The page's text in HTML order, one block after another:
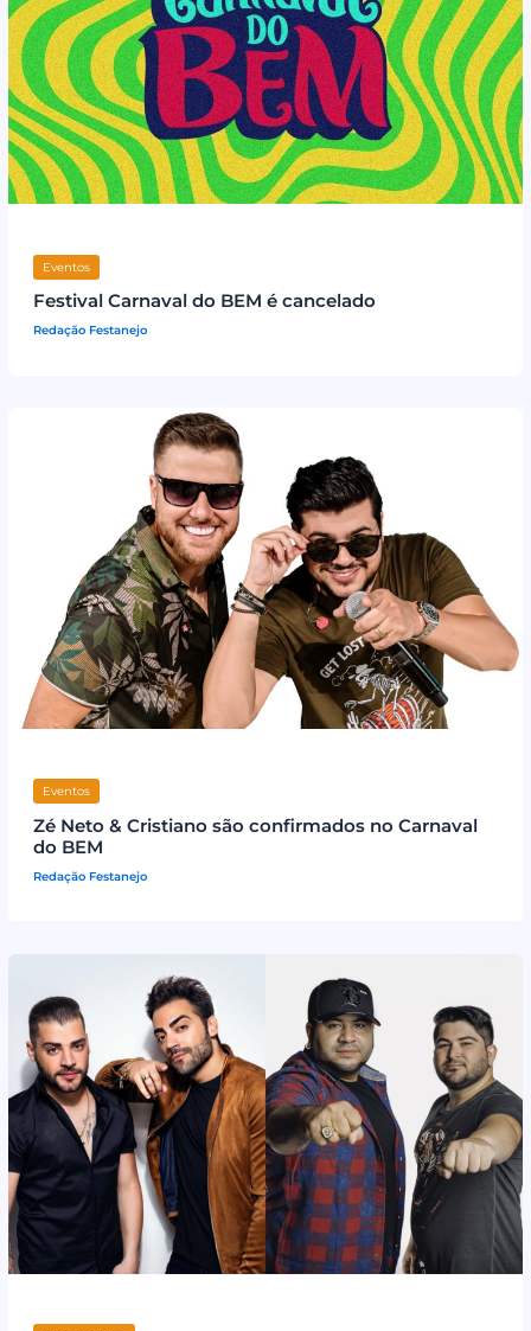
Eventos
Festival Carnaval do BEM é cancelado
Redação Festanejo
Eventos
Zé Neto & Cristiano são confirmados no Carnaval
do BEM
Redação Festanejo